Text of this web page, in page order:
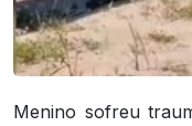
Menino sofreu